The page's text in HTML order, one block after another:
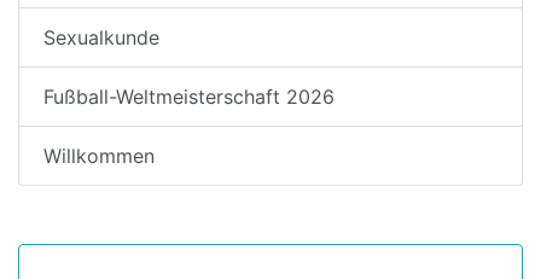
Sexualkunde
Fußball-Weltmeisterschaft 2026
Willkommen